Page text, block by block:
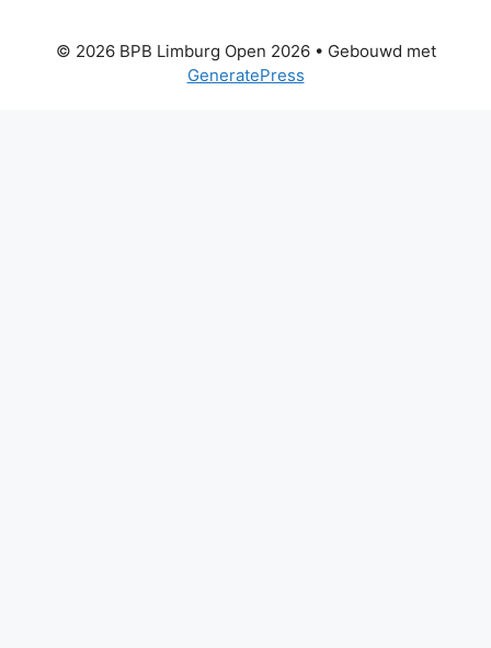
© 2026 BPB Limburg Open 2026• Gebouwd met
GeneratePress